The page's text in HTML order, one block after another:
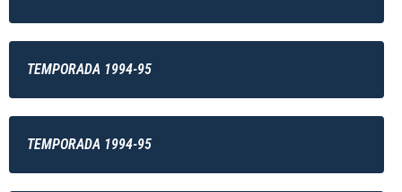
TEMPORADA 1994-95
TEMPORADA 1994-95